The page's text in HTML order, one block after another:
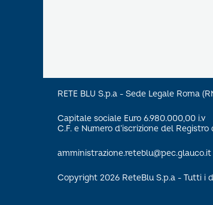
RETE BLU S.p.a - Sede Legale Roma
Capitale sociale Euro 6.980.000,00 i.v
C.F. e Numero d’iscrizione del
amministrazione.reteblu@pec.glauco.it
Copyright 2026 ReteBlu S.p.a - Tutti i